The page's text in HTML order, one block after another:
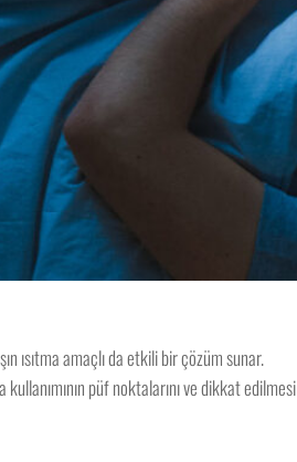
ısıtma amaçlı da etkili bir çözüm sunar.
püf noktalarını ve dikkat edilmesi